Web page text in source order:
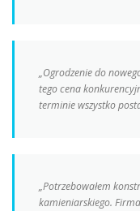
„Ogrodzenie do
tego cena
terminie wszystko
„Potrzebowałem
kamieniarskiego.